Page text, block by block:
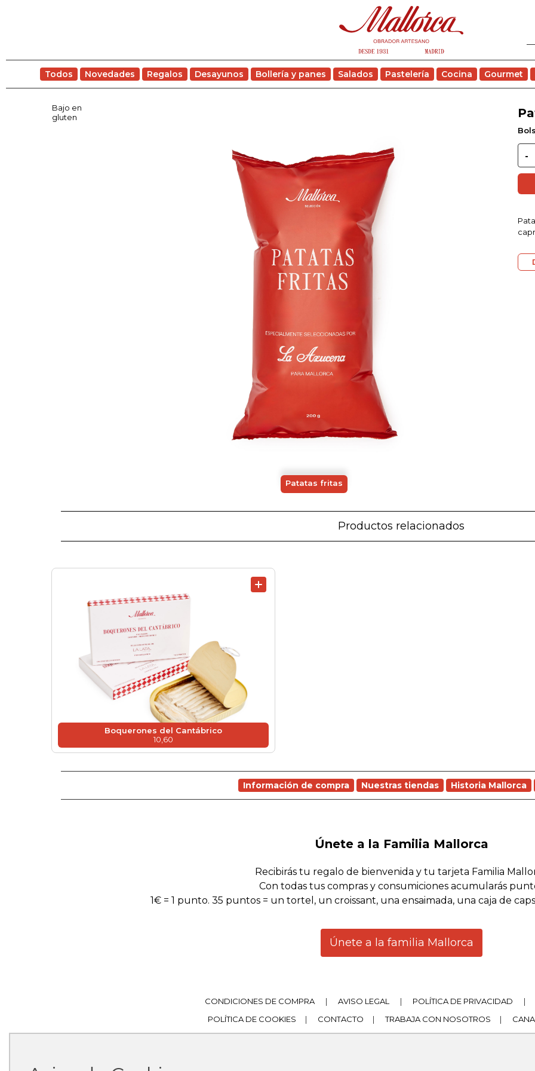
Todos Novedades Regalos Desayunos Bollería y panes Salados Pastelería Cocina Gourmet
Bajo en
gluten
Patatas fritas
Productos relacionados
Boquerones del Cantábrico
10,60
Información de compra Nuestras tiendas Historia Mallorca
Únete a la Familia Mallorca
Recibirás tu regalo de bienvenida y tu tarjeta Familia
Con todas tus compras y consumiciones acumularás
1€ = 1 punto. 35 puntos = un tortel, un croissant, una ensaimada, una caja de
Únete a la familia Mallorca
CONDICIONES DE COMPRA | AVISO LEGAL | POLÍTICA DE PRIVACIDAD
|
POLÍTICA DE COOKIES
| CONTACTO | TRABAJA CON NOSOTROS |